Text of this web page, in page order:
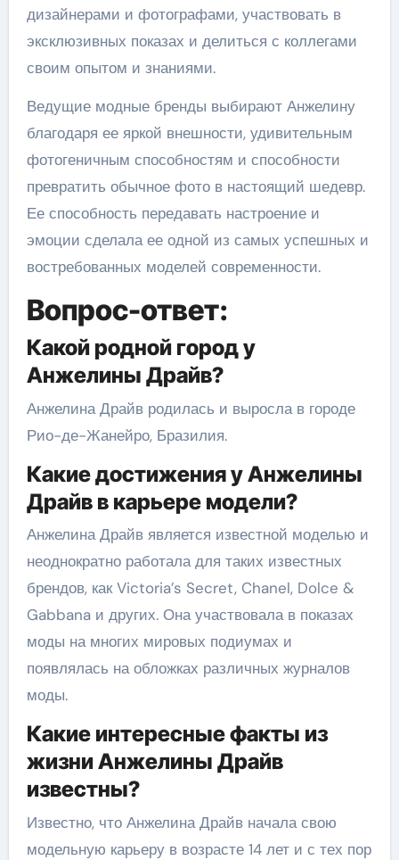
дизайнерами и фотографами, участвовать в
эксклюзивных показах и делиться с коллегами
своим опытом и знаниями.
Ведущие модные бренды выбирают Анжелину
благодаря ее яркой внешности, удивительным
фотогеничным способностям и способности
превратить обычное фото в настоящий шедевр.
Ее способность передавать настроение и
эмоции сделала ее одной из самых успешных и
востребованных моделей современности.
Вопрос-ответ:
Какой родной город у
Анжелины Драйв?
Анжелина Драйв родилась и выросла в городе
Рио-де-Жанейро, Бразилия.
Какие достижения у Анжелины
Драйв в карьере модели?
Анжелина Драйв является известной моделью и
неоднократно работала для таких известных
брендов, как Victoria’s Secret, Chanel, Dolce &
Gabbana и других. Она участвовала в показах
моды на многих мировых подиумах и
появлялась на обложках различных журналов
моды.
Какие интересные факты из
жизни Анжелины Драйв
известны?
Известно, что Анжелина Драйв начала свою
модельную карьеру в возрасте 14 лет и с тех пор